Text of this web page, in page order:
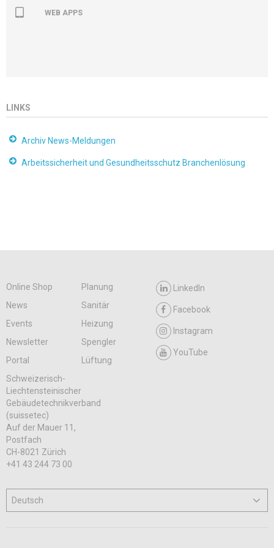
WEB APPS
LINKS
Archiv News-Meldungen
Arbeitssicherheit und Gesundheitsschutz Branchenlösung
Online Shop
Planung
News
Sanitär
Events
Heizung
Newsletter
Spengler
Portal
Lüftung
LinkedIn
Facebook
Instagram
YouTube
Schweizerisch-
Liechtensteinischer
Gebäudetechnikverband
(suissetec)
Auf der Mauer 11,
Postfach
CH-8021 Zürich
+41 43 244 73 00